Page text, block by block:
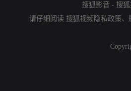
搜狐影音 - 搜
请仔细阅读 搜狐视频隐私政策、